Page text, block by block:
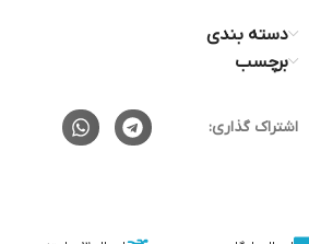
دسته بندی
برچسب
اشتراک گذاری: